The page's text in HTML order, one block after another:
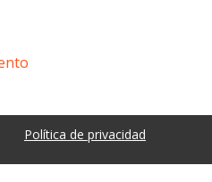
Política de privacidad